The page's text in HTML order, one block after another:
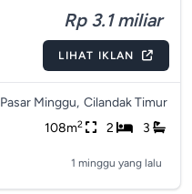
Rp 3.1 miliar
LIHAT IKLAN
Pasar Minggu, Cilandak Timur
108m2 2 3
1 minggu yang lalu